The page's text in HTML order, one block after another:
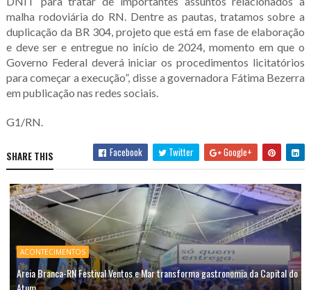
malha rodoviária do RN. Dentre as pautas, tratamos sobre a
duplicação da BR 304, projeto que está em fase de elaboração
e deve ser e entregue no início de 2024, momento em que o
Governo Federal deverá iniciar os procedimentos licitatórios
para começar a execução”, disse a governadora Fátima Bezerra
em publicação nas redes sociais.
G1/RN.
SHARE THIS Facebook Twitter Google+
ACONTECIMENTOS
Areia Branca-RN Festival Ventos e Mar transforma gastronomia da Capital do